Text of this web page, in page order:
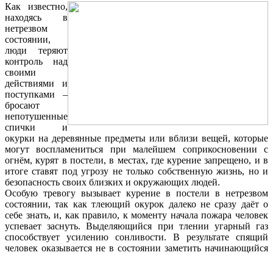
Как известно,
находясь в
нетрезвом
состоянии,
люди теряют
контроль над
своими
действиями и
поступками –
бросают
непотушенные
спички и
окурки на деревянные предметы или вблизи вещей, которые
могут воспламениться при малейшем соприкосновении с
огнём, курят в постели, в местах, где курение запрещено, и в
итоге ставят под угрозу не только собственную жизнь, но и
безопасность своих близких и окружающих людей.
Особую тревогу вызывает курение в постели в нетрезвом
состоянии, так как тлеющий окурок далеко не сразу даёт о
себе знать, и, как правило, к моменту начала пожара человек
успевает заснуть. Выделяющийся при тлении угарный газ
способствует усилению сонливости. В результате спящий
человек оказывается не в состоянии заметить начинающийся